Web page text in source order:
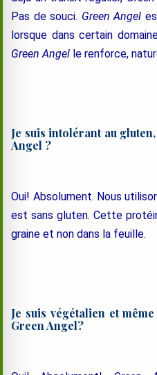
Pas de souci. Green Angel
lorsque dans certain
Green Angel le renforce,
Je suis intolérant au
Angel ?
Oui! Absolument. Nous
est sans gluten. Cette
graine et non dans la feuille.
Je suis végétalien et
Green Angel?